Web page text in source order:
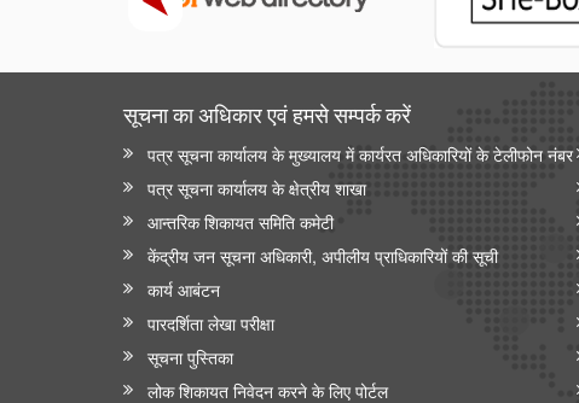
सूचना का अधिकार एवं हमसे सम्‍पर्क करें
पत्र सूचना कार्यालय के मुख्यालय में कार्यरत अधिकारियों के टेलीफोन नंबर
पत्र सूचना कार्यालय के क्षेत्रीय शाखा
आन्‍तरिक शिकायत समिति कमेटी
केंद्रीय जन सूचना अधिकारी, अपीलीय प्राधिकारियों की सूची
कार्य आबंटन
पारदर्शिता लेखा परीक्षा
सूचना पुस्तिका
लोक शिकायत निवेदन करने के लिए पोर्टल